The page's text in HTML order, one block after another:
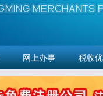
网上办事 税收